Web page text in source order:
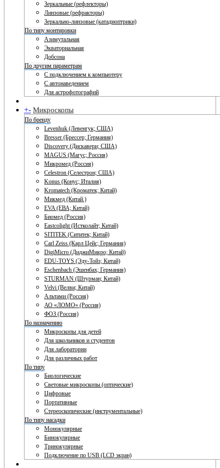
Зеркальные (рефлекторы)
Линзовые (рефракторы)
Зеркально-линзовые (катадиоптрики)
По типу монтировки
Азимутальная
Экваториальная
Добсона
По другим параметрам
С подключением к компьютеру
С автонаведением
Для астрофотографий
+- Микроскопы
По бренду
Levenhuk (Левенгук; США)
Bresser (Брессер; Германия)
Discovery (Дискавери; США)
MAGUS (Магус; Россия)
Микромед (Россия)
Celestron (Селестрон; США)
Konus (Конус; Италия)
Kromatech (Кроматек; Китай)
Микмед (Китай.)
EVA (ЕВА; Китай)
Биомед (Россия)
Eastcolight (Истколайт; Китай)
SITITEK (Сититек; Китай)
Carl Zeiss (Карл Цейс; Германия)
DigiMicro (ДиджиМикро; Китай)
EDU-TOYS (Эду-Тойз; Китай)
Eschenbach (Эшенбах; Германия)
STURMAN (Штурман; Китай)
Velvi (Велви; Китай)
Альтами (Россия)
АО «ЛОМО» (Россия)
ФОЗ (Россия)
По назначению
Микроскопы для детей
Для школьников и студентов
Для лаборатории
Для различных работ
По типу
Биологические
Световые микроскопы (оптические)
Цифровые
Портативные
Стереоскопические (инструментальные)
По типу насадки
Монокулярные
Бинокулярные
Тринокулярные
Подключение по USB (LCD экран)